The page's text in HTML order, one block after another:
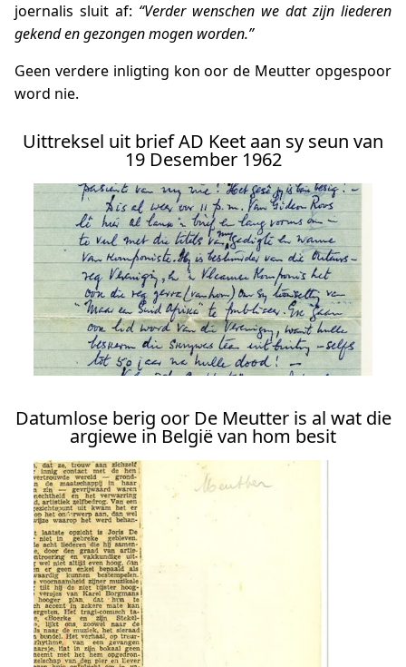
joernalis sluit af: “Verder wenschen we dat zijn liederen
gekend en gezongen mogen worden.”
Geen verdere inligting kon oor de Meutter opgespoor
word nie.
Uittreksel uit brief AD Keet aan sy seun van
19 Desember 1962
Datumlose berig oor De Meutter is al wat die
argiewe in België van hom besit